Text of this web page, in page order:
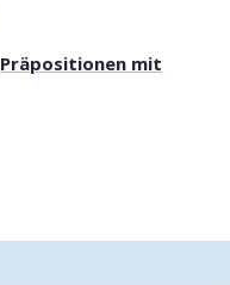
Präpositionen mit